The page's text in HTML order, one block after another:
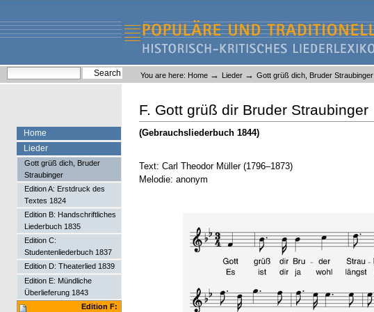
content.
navigation
Liederlexikon
Personal
tools
You are here: Home → Lieder → Gott grüß dich, Bruder Straubinger
F. Gott grüß dir Bruder Straubinger
(Gebrauchsliederbuch 1844)
Text: Carl Theodor Müller (1796–1873)
Melodie: anonym
Home
Lieder
Gott grüß dich, Bruder
Straubinger
Edition A: Erstdruck des
Textes 1824
Edition B: Handschriftliches
Liederbuch 1835
Edition C:
Studentenliederbuch 1837
Edition D: Theaterlied 1839
Edition E: Mündliche
Überlieferung 1843
Edition F: